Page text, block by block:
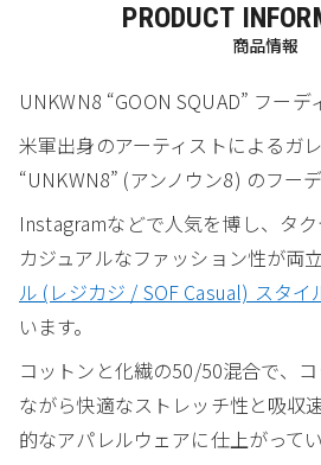
PRODUCT
商品情報
UNKWN8 “GOON SQUAD” フーデ
米軍出身のアーティストによるガ
“UNKWN8” (アンノウン8) のフー
Instagramなどで人気を博し、タ
カジュアルなファッション性が両
ル (レジカジ / SOF Casual) スタイ
います。
コットンと化繊の50/50混合で、
ながら快適なストレッチ性と吸収
的なアパレルウェアに仕上がってい